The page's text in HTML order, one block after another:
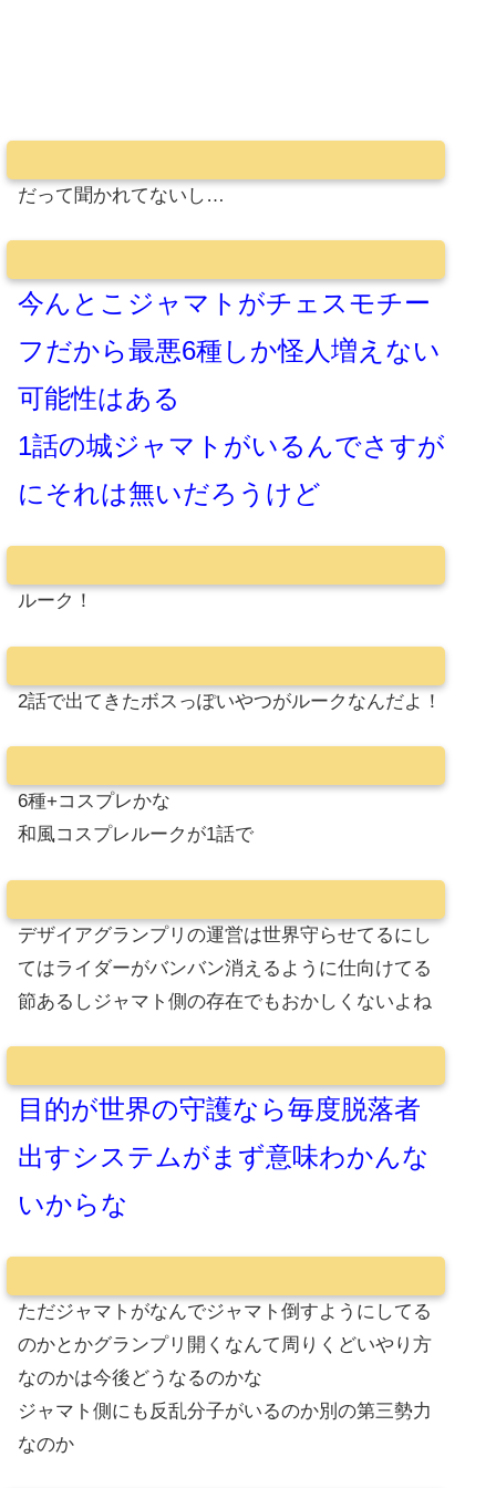
だって聞かれてないし…
今んとこジャマトがチェスモチー
フだから最悪6種しか怪人増えない
可能性はある
1話の城ジャマトがいるんでさすが
にそれは無いだろうけど
ルーク！
2話で出てきたボスっぽいやつがルークなんだよ！
6種+コスプレかな
和風コスプレルークが1話で
デザイアグランプリの運営は世界守らせてるにし
てはライダーがバンバン消えるように仕向けてる
節あるしジャマト側の存在でもおかしくないよね
目的が世界の守護なら毎度脱落者
出すシステムがまず意味わかんな
いからな
ただジャマトがなんでジャマト倒すようにしてる
のかとかグランプリ開くなんて周りくどいやり方
なのかは今後どうなるのかな
ジャマト側にも反乱分子がいるのか別の第三勢力
なのか